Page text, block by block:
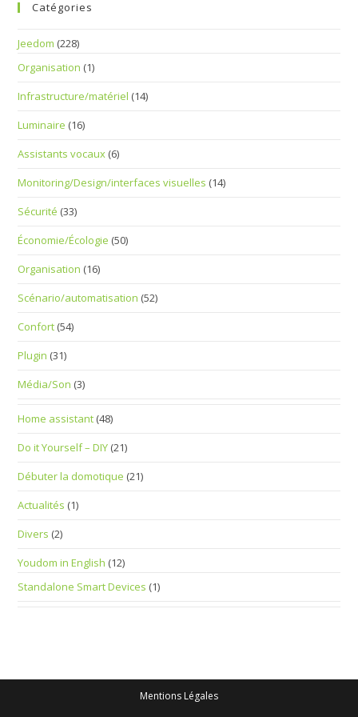
Catégories
Jeedom (228)
Organisation (1)
Infrastructure/matériel (14)
Luminaire (16)
Assistants vocaux (6)
Monitoring/Design/interfaces visuelles (14)
Sécurité (33)
Économie/Écologie (50)
Organisation (16)
Scénario/automatisation (52)
Confort (54)
Plugin (31)
Média/Son (3)
Home assistant (48)
Do it Yourself – DIY (21)
Débuter la domotique (21)
Actualités (1)
Divers (2)
Youdom in English (12)
Standalone Smart Devices (1)
Mentions Légales